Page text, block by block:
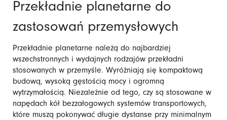
Przekładnie planetarne do
zastosowań przemysłowych
Przekładnie planetarne należą do najbardziej
wszechstronnych i wydajnych rodzajów przekładni
stosowanych w przemyśle. Wyróżniają się kompaktową
budową, wysoką gęstością mocy i ogromną
wytrzymałością. Niezależnie od tego, czy są stosowane w
napędach kół bezzałogowych systemów transportowych,
które muszą pokonywać długie dystanse przy minimalnym